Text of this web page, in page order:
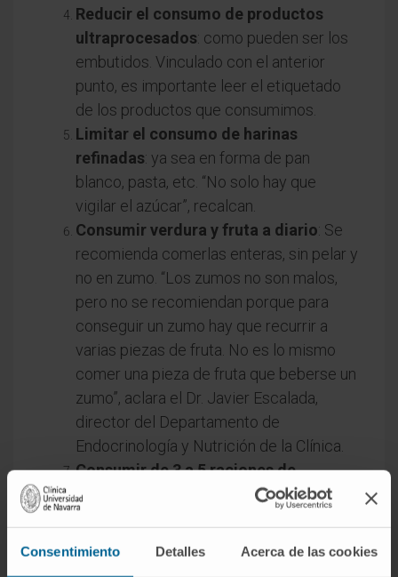
Consentimiento Detalles Acerca de las cookies
Reducir el consumo de productos
ultraprocesados: como pueden ser los
embutidos. Vinculado con el anterior
punto, es importante leer el etiquetado
de los productos que consumimos.
Limitar el consumo de harinas
refinadas: ya sea en forma de pan
blanco, pasta, etc. “No solo hay que
vigilar el azúcar”, recalcan.
Consumir verdura y fruta a diario: Se
recomienda comerlas enteras, sin pelar y
no en zumo. “Los zumos no son malos,
pero no se recomiendan porque para
conseguir un zumo hay que recurrir a
varias piezas de fruta. No es lo mismo
comer una pieza de fruta que beberse un
zumo”, aclara el Dr. Javier Escalada,
director del Departamento de
Endocrinología y Nutrición de la Clínica.
Consumir de 3 a 5 raciones de
pescado, dos de ellas de pescado
proteínas y grasas tipo omega 3 de